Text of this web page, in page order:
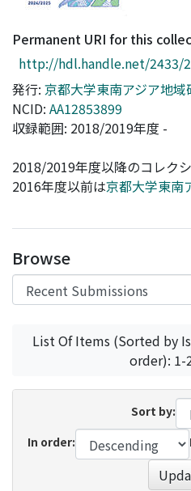
Permanent URI for this
http://hdl.handle.net/2433/
発行: 京都大学東南アジア地
NCID: AA12853899
収録範囲: 2018/2019年度 -
2018/2019年度以降のコレク
2016年度以前は京都大学東南
Browse
List Of Items (Sorted by
order): 1-
Sort by:
In order: